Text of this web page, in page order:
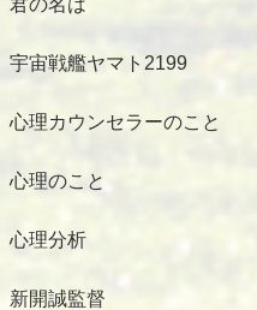
君の名は
宇宙戦艦ヤマト2199
心理カウンセラーのこと
心理のこと
心理分析
新開誠監督